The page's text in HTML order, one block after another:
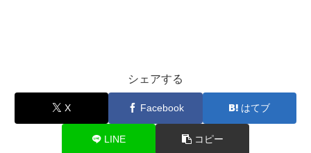
シェアする
X Facebook はてブ
LINE コピー